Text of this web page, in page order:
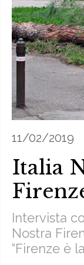
11/02/2019
Italia
alberi
Intervista
Nostra
“Firenze è